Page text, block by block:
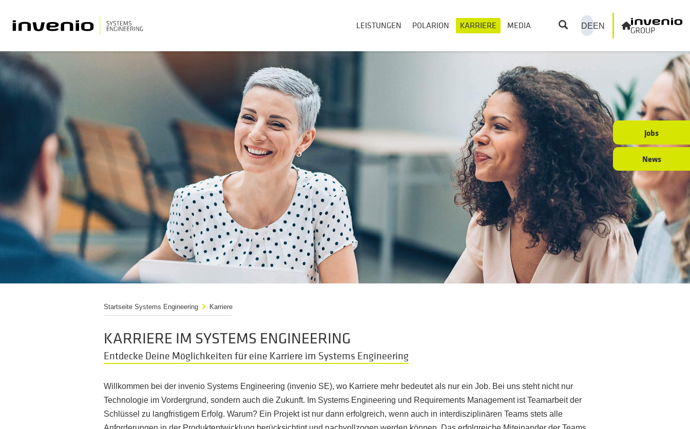
LEISTUNGEN POLARION KARRIERE MEDIA DEEN
Startseite Systems Engineering Karriere
KARRIERE IM SYSTEMS ENGINEERING
Entdecke Deine Möglichkeiten für eine Karriere im Systems Engineering
Willkommen bei der invenio Systems Engineering (invenio SE), wo Karriere mehr bedeutet als nur ein Job. Bei uns steht nicht nur
Technologie im Vordergrund, sondern auch die Zukunft. Im Systems Engineering und Requirements Management ist Teamarbeit der
Schlüssel zu langfristigem Erfolg. Warum? Ein Projekt ist nur dann erfolgreich, wenn auch in interdisziplinären Teams stets alle
Jobs
News